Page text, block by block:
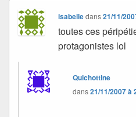
isabelledans21/11/
toutes ces
protagonistes lol
Quichottine
dans21/11/2007 à